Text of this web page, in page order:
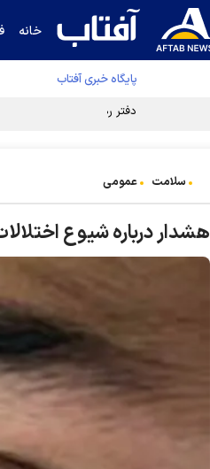
خانه
پایگاه خبری آفتاب
دفتر رهبر انقلاب ادعای
سلامت عمومی
هشدار درباره شیوع